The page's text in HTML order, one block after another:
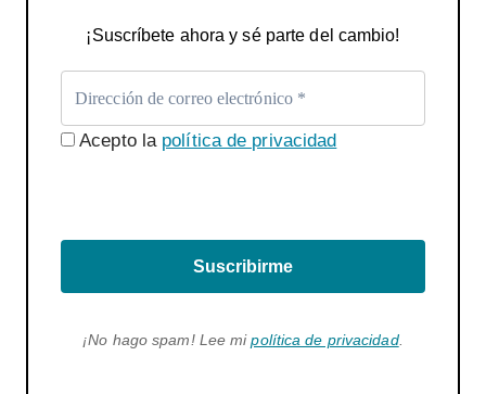
¡Suscríbete ahora y sé parte del cambio!
Acepto la política de privacidad
Suscribirme
¡No hago spam! Lee mipolítica de privacidad.